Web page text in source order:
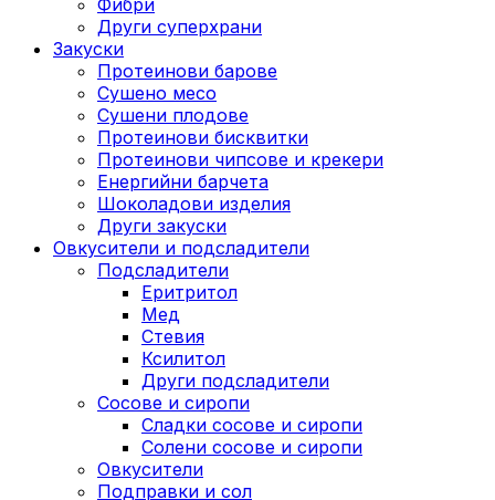
Други суперхрани
3акуски
Протеинови бaрове
Сушено месо
Сушени плодове
Протеинови бисквитки
Протеинови чипсове и крекери
Енергийни барчета
Шоколадови изделия
Други закуски
Овкусители и подсладители
Подсладители
Еритритол
Мед
Стевия
Ксилитол
Други подсладители
Сосове и сиропи
Сладки сосове и сиропи
Солени сосове и сиропи
Овкусители
Подправки и сол